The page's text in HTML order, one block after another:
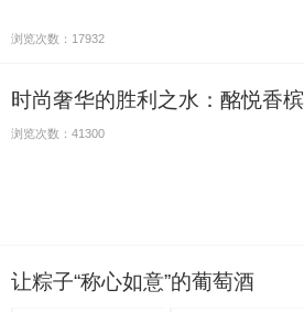
浏览次数：17932
时尚奢华的胜利之水：酩悦香槟
浏览次数：41300
让粽子“称心如意”的葡萄酒